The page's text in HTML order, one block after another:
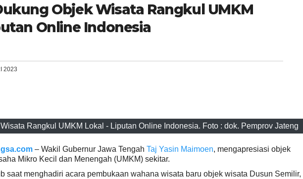
Objek Wisata Rangkul UMKM
Online Indonesia
2023
Rangkul UMKM Lokal - Liputan Online Indonesia. Foto : dok. Pemprov Jateng
– Wakil Gubernur Jawa Tengah Taj Yasin Maimoen, mengapresiasi objek
Mikro Kecil dan Menengah (UMKM) sekitar.
saat menghadiri acara pembukaan wahana wisata baru objek wisata Dusun Semilir,